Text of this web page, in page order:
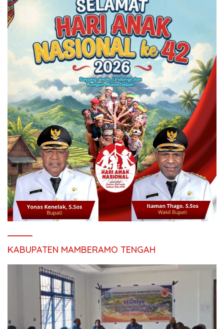
KABUPATEN MAMBERAMO TENGAH